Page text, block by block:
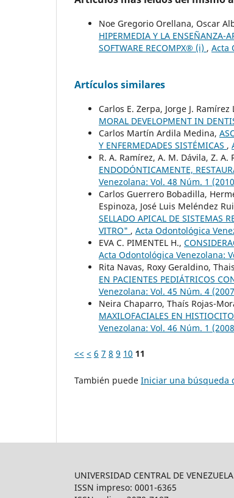
Noe Gregorio Orellana, Oscar
HIPERMEDIA Y LA ENSEÑANZA-
SOFTWARE RECOMPX® (i) , Acta
Artículos similares
Carlos E. Zerpa, Jorge J.
MORAL DEVELOPMENT IN
Carlos Martín Ardila Medina,
Y ENFERMEDADES SISTÉMICAS ,
R. A. Ramírez, A. M. Dávila, Z. A.
ENDODÓNTICAMENTE,
Venezolana: Vol. 48 Núm. 1
Carlos Guerrero Bobadilla,
Espinoza, José Luis Meléndez
SELLADO APICAL DE SISTEMAS
VITRO" , Acta Odontológica
EVA C. PIMENTEL H.,
Acta Odontológica Venezolana:
Rita Navas, Roxy Geraldino,
EN PACIENTES PEDIÁTRICOS
Venezolana: Vol. 45 Núm. 4
Neira Chaparro, Thaís Rojas-
MAXILOFACIALES EN
Venezolana: Vol. 46 Núm. 1
<< < 6 7 8 9 10 11
También puede Iniciar una búsqueda
UNIVERSIDAD CENTRAL DE
ISSN impreso: 0001-6365